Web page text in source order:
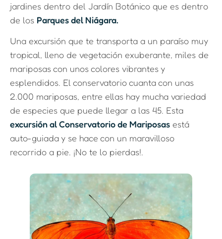
jardines dentro del Jardín Botánico que es dentro
de los Parques del Niágara.
Una excursión que te transporta a un paraíso muy
tropical, lleno de vegetación exuberante, miles de
mariposas con unos colores vibrantes y
esplendidos. El conservatorio cuanta con unas
2.000 mariposas, entre ellas hay mucha variedad
de especies que puede llegar a las 45. Esta
excursión al Conservatorio de Mariposas está
auto-guiada y se hace con un maravilloso
recorrido a pie. ¡No te lo pierdas!.